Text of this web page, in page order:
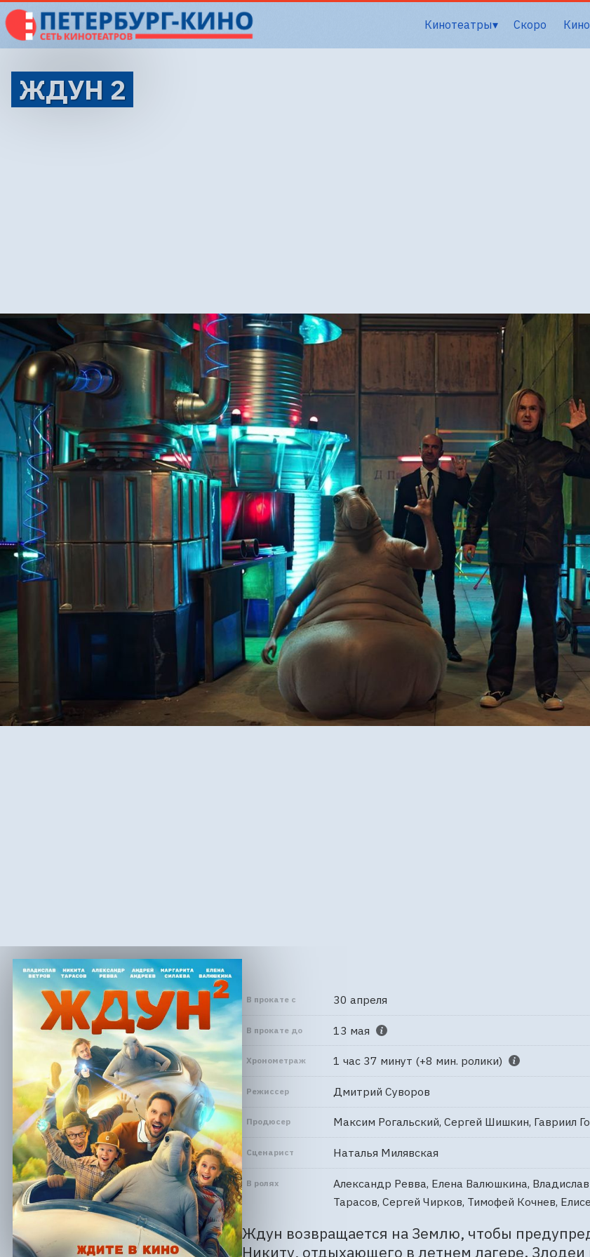
Кинотеатры Скоро
ЖДУН 2
В прокате с 30 апреля
В прокате до 13 мая
Хронометраж 1 час 37 минут (+8 мин. ролики)
Режиссер Дмитрий Суворов
Продюсер Максим Рогальский, Сергей Шишкин, Гавриил
Сценарист Наталья Милявская
В ролях
Александр Ревва, Елена Валюшкина,
Тарасов, Сергей Чирков, Тимофей Кочнев,
Ждун возвращается на Землю, чтобы
Никиту, отдыхающего в летнем лагере.